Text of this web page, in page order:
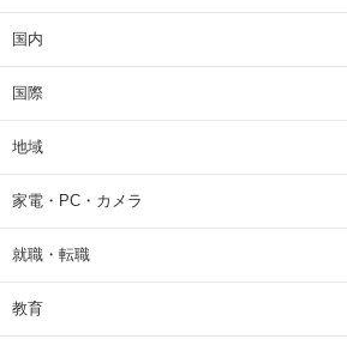
国内
国際
地域
家電・PC・カメラ
就職・転職
教育